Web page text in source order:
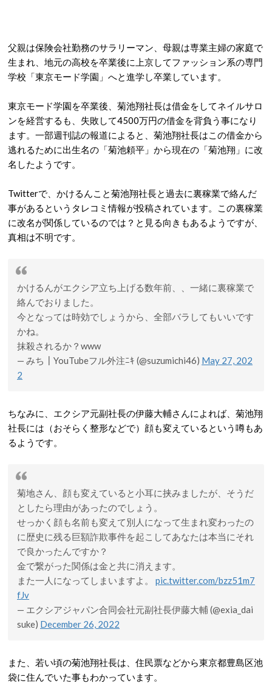
父親は保険会社勤務のサラリーマン、母親は専業主婦の家庭で
生まれ、地元の高校を卒業後に上京してファッション系の専門
学校「東京モード学園」へと進学し卒業しています。
東京モード学園を卒業後、菊池翔社長は借金をしてネイルサロ
ンを経営するも、失敗して4500万円の借金を背負う事になり
ます。一部週刊誌の報道によると、菊池翔社長はこの借金から
逃れるために出生名の「菊池頼平」から現在の「菊池翔」に改
名したようです。
Twitterで、かけるんこと菊池翔社長と過去に裏稼業で絡んだ
事があるというタレコミ情報が投稿されています。この裏稼業
に改名が関係しているのでは？と見る向きもあるようですが、
真相は不明です。
かけるんがエクシア立ち上げる数年前、、一緒に裏稼業で
絡んでおりました。
今となっては時効でしょうから、全部バラしてもいいです
かね。
抹殺されるか？www
— みち┃YouTubeフル外注ﾆｷ (@suzumichi46) May 27, 202
2
ちなみに、エクシア元副社長の伊藤大輔さんによれば、菊池翔
社長には（おそらく整形などで）顔も変えているという噂もあ
るようです。
菊地さん、顔も変えていると小耳に挟みましたが、そうだ
としたら理由があったのでしょう。
せっかく顔も名前も変えて別人になって生まれ変わったの
に歴史に残る巨額詐欺事件を起こしてあなたは本当にそれ
で良かったんですか？
金で繋がった関係は金と共に消えます。
また一人になってしまいますよ。 pic.twitter.com/bzz51m7
fJv
— エクシアジャパン合同会社元副社長伊藤大輔 (@exia_dai
suke) December 26, 2022
また、若い頃の菊池翔社長は、住民票などから東京都豊島区池
袋に住んでいた事もわかっています。